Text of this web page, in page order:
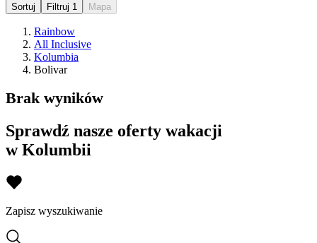
Sortuj Filtruj 1 Mapa
Rainbow
All Inclusive
Kolumbia
Bolivar
Brak wyników
Sprawdź nasze oferty wakacji
w Kolumbii
Zapisz wyszukiwanie